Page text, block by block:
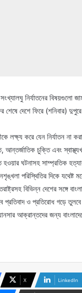
নির্যাতনের বিষয়গুলো
দেশে ফিরে (শনিবার)
লক্ষ্য করে যেন নির্যাতন না
চুক্তি এবং
ঘটনাসহ সাম্প্রতিক
পরিস্থিতির দিকে যথেষ্ট
বিভিন্ন দেশের সঙ্গে
প্রতিবাদ ও প্রতিরোধ গড়ে
আক্রান্তদের জন্য
X LinkedIn